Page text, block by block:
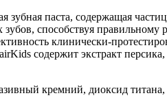
зубная паста, содержащая
способствуя правильному
клинически-
содержит экстракт
кремний, диоксид титана,